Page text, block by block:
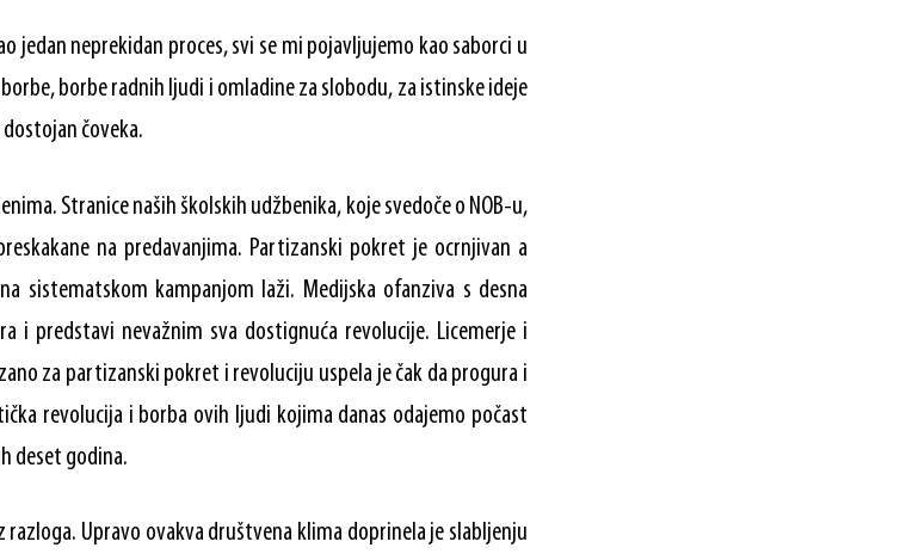
jedan neprekidan proces, svi se mi pojavljujemo kao saborci u
borbe radnih ljudi i omladine za slobodu, za istinske ideje
čoveka.
Stranice naših školskih udžbenika, koje svedoče o NOB-u,
na predavanjima. Partizanski pokret je ocrnjivan a
sistematskom kampanjom laži. Medijska ofanziva s desna
i predstavi nevažnim sva dostignuća revolucije. Licemerje i
za partizanski pokret i revoluciju uspela je čak da progura i
revolucija i borba ovih ljudi kojima danas odajemo počast
deset godina.
Upravo ovakva društvena klima doprinela je slabljenju